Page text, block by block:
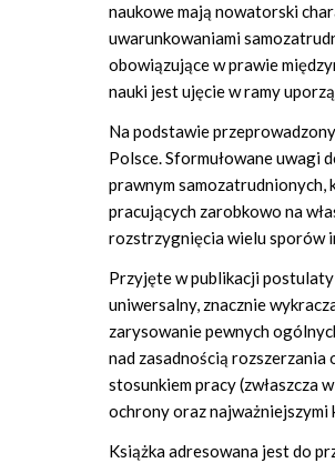
naukowe mają nowatorski
uwarunkowaniami
obowiązujące w prawie
nauki jest ujęcie w ramy
Na podstawie
Polsce. Sformułowane uwagi
prawnym samozatrudnionych,
pracujących zarobkowo na
rozstrzygnięcia wielu sporów
Przyjęte w publikacji
uniwersalny, znacznie
zarysowanie pewnych
nad zasadnością
stosunkiem pracy (zwłaszcza
ochrony oraz
Książka adresowana jest do